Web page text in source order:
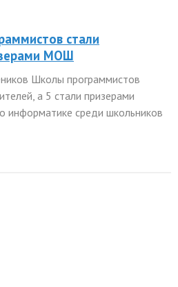
стали
МОШ
Школы программистов
а 5 стали призерами
информатике среди школьников